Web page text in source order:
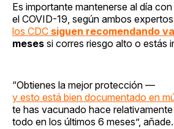
Es importante mantenerse al día
el COVID-19, según ambos
los CDC siguen recomendando
meses si corres riesgo alto o estás
“Obtienes la mejor protección —
y esto está bien documentado en
te has vacunado hace
todo en los últimos 6 meses”, añade.